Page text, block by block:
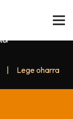
Lege oharra